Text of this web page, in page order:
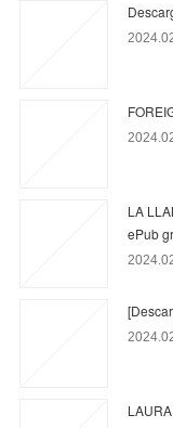
LA
ePub